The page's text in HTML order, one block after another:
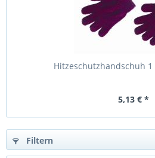
Hitzeschutzhandschuh 1
5,13 € *
Filtern